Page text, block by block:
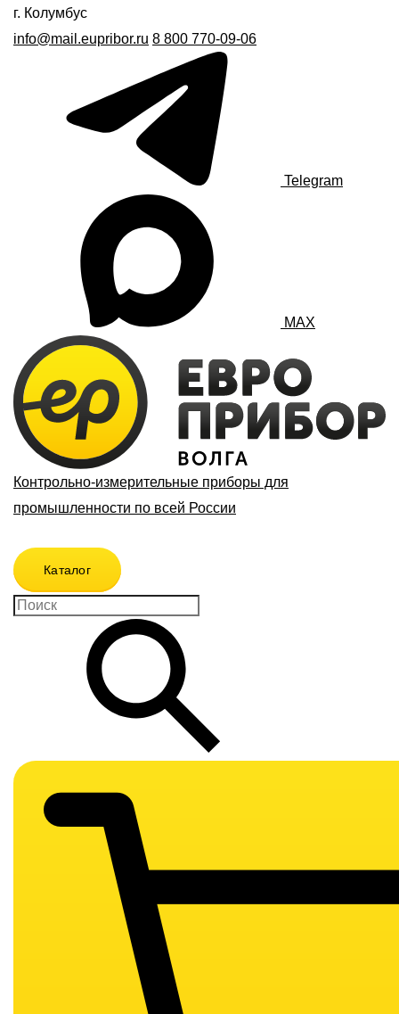
г. Колумбус
info@mail.eupribor.ru 8 800 770-09-06
Telegram
MAX
Контрольно-измерительные приборы для
промышленности по всей России
Каталог